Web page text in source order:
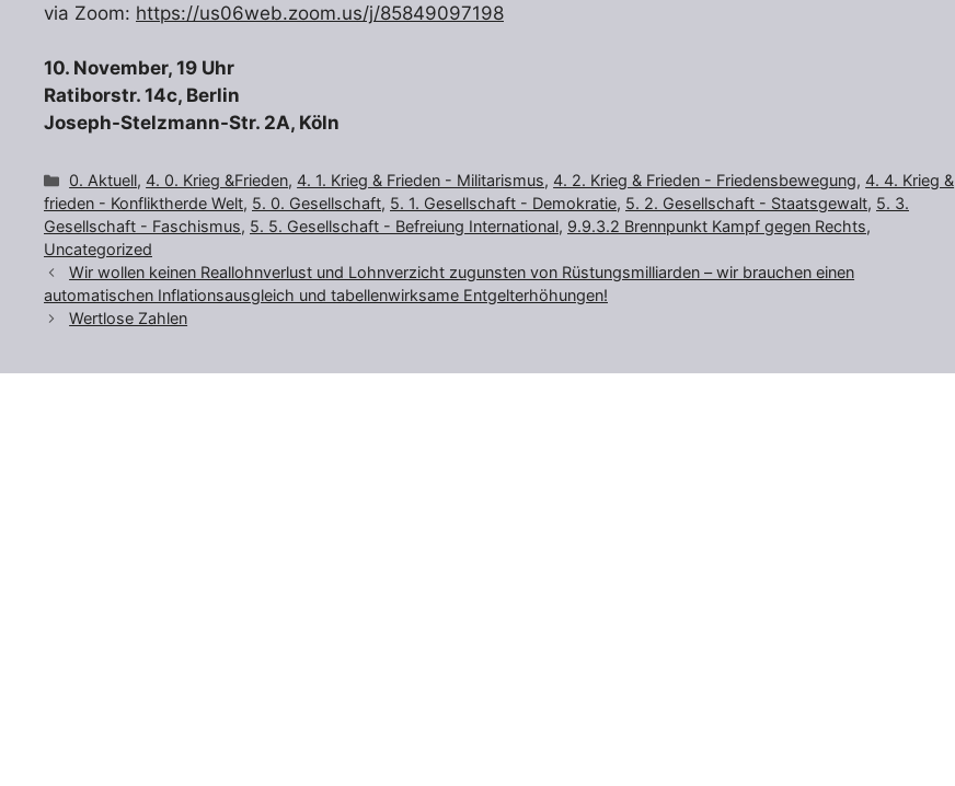
via Zoom: https://us06web.zoom.us/j/85849097198
10. November, 19 Uhr
Ratiborstr. 14c, Berlin
Joseph-Stelzmann-Str. 2A, Köln
Kategorien
0. Aktuell,4. 0. Krieg &Frieden,4. 1. Krieg & Frieden - Militarismus,4. 2. Krieg & Frieden - Friedensbewegung,4. 4. Krieg &
frieden - Konfliktherde Welt, 5. 0. Gesellschaft, 5. 1. Gesellschaft - Demokratie, 5. 2. Gesellschaft - Staatsgewalt, 5. 3.
Gesellschaft - Faschismus, 5. 5. Gesellschaft - Befreiung International, 9.9.3.2 Brennpunkt Kampf gegen Rechts,
Uncategorized
Wir wollen keinen Reallohnverlust und Lohnverzicht zugunsten von Rüstungsmilliarden – wir brauchen einen
automatischen Inflationsausgleich und tabellenwirksame Entgelterhöhungen!
Wertlose Zahlen